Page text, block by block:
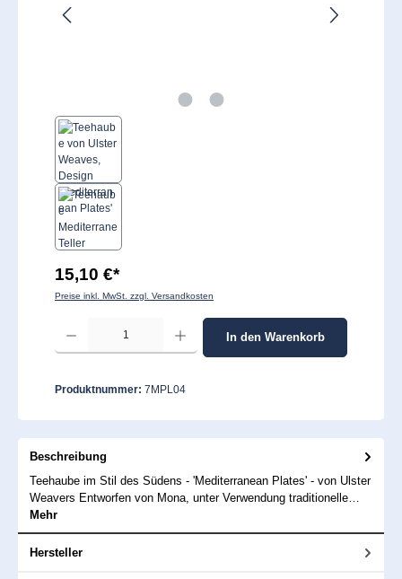
15,10 €*
Preise inkl. MwSt. zzgl. Versandkosten
Produkt Anzahl: Gib den gewünschten Wert ein oder benutze die Schaltflächen
In den Warenkorb
Produktnummer: 7MPL04
Beschreibung
Teehaube im Stil des Südens - 'Mediterranean Plates' - von Ulster
Weavers Entworfen von Mona, unter Verwendung traditionelle…
Mehr
Hersteller